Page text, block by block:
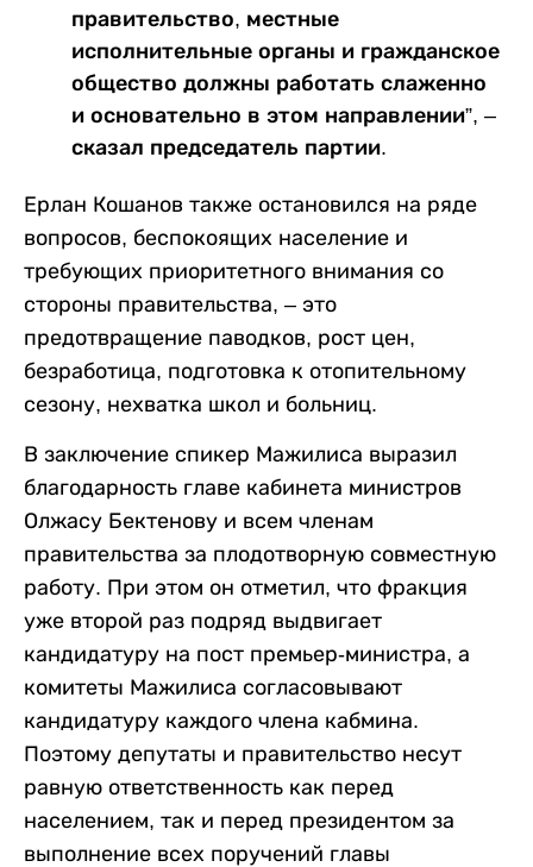
правительство, местные
исполнительные органы и гражданское
общество должны работать слаженно
и основательно в этом направлении”, –
сказал председатель партии.
Ерлан Кошанов также остановился на ряде
вопросов, беспокоящих население и
требующих приоритетного внимания со
стороны правительства, – это
предотвращение паводков, рост цен,
безработица, подготовка к отопительному
сезону, нехватка школ и больниц.
В заключение спикер Мажилиса выразил
благодарность главе кабинета министров
Олжасу Бектенову и всем членам
правительства за плодотворную совместную
работу. При этом он отметил, что фракция
уже второй раз подряд выдвигает
кандидатуру на пост премьер-министра, а
комитеты Мажилиса согласовывают
кандидатуру каждого члена кабмина.
Поэтому депутаты и правительство несут
равную ответственность как перед
населением, так и перед президентом за
выполнение всех поручений главы